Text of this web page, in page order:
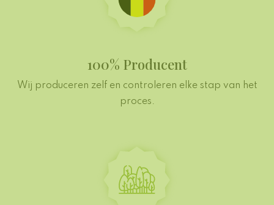
100% Producent
Wij produceren zelf en controleren elke stap van het
proces.